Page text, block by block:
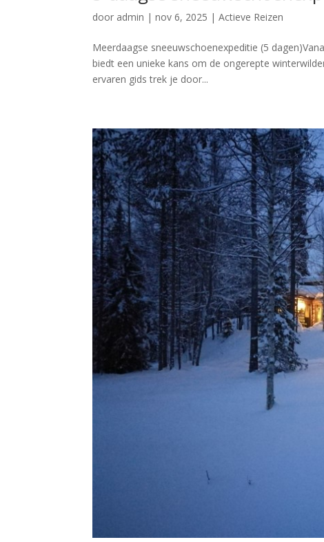
door admin |nov 6, 2025 |Actieve Reizen
Meerdaagse sneeuwschoenexpeditie (5
biedt een unieke kans om de ongerepte
ervaren gids trek je door...